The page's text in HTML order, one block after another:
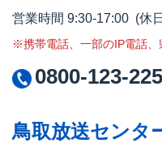
営業時間 9:30-17:00 (休
※携帯電話、一部のIP電話、
0800-123-
鳥取放送センタ